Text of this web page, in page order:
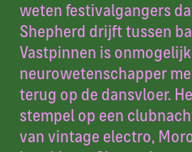
weten festivalgangers
Shepherd drijft tussen
Vastpinnen is
neurowetenschapper
terug op de dansvloer.
stempel op een
van vintage electro,